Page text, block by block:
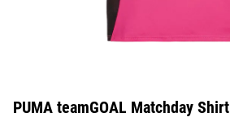
PUMA teamGOAL Matchday Shirt